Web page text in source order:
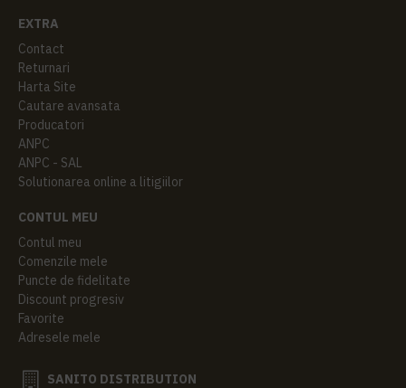
EXTRA
Contact
Returnari
Harta Site
Cautare avansata
Producatori
ANPC
ANPC - SAL
Solutionarea online a litigiilor
CONTUL MEU
Contul meu
Comenzile mele
Puncte de fidelitate
Discount progresiv
Favorite
Adresele mele
SANITO DISTRIBUTION